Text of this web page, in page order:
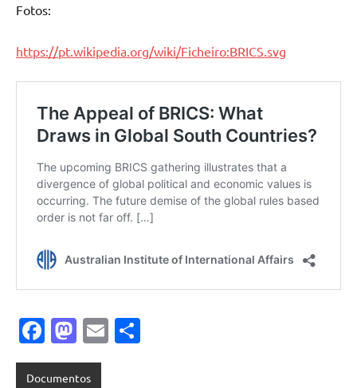
Fotos:
https://pt.wikipedia.org/wiki/Ficheiro:BRICS.svg
Facebook
Mastodon
Email
Documentos